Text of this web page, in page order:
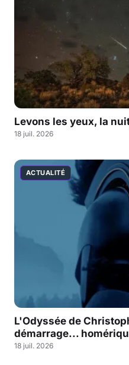
Levons les yeux, la
18 juil. 2026
ACTUALITÉ
L'Odyssée de
démarrage...
18 juil. 2026